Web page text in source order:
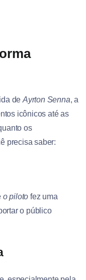
deAyrton Senna, a
icônicos até as
os
precisa saber:
o piloto fez uma
o público